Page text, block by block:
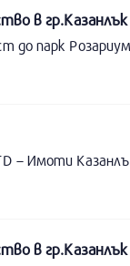
в гр.Казанлък
в гр.Казанлък